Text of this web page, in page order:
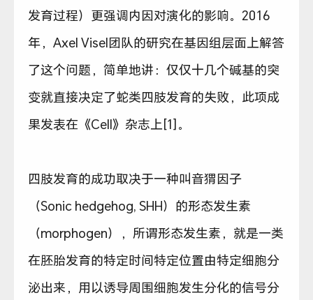
发育过程）更强调内因对演化的影响。2016
年，Axel Visel团队的研究在基因组层面上解答
了这个问题，简单地讲：仅仅十几个碱基的突
变就直接决定了蛇类四肢发育的失败，此项成
果发表在《Cell》杂志上[1]。
四肢发育的成功取决于一种叫音猬因子
（Sonic hedgehog, SHH）的形态发生素
（morphogen），所谓形态发生素，就是一类
在胚胎发育的特定时间特定位置由特定细胞分
泌出来，用以诱导周围细胞发生分化的信号分